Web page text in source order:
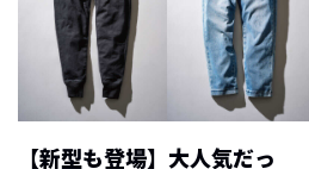
【新型も登場】大人気だっ